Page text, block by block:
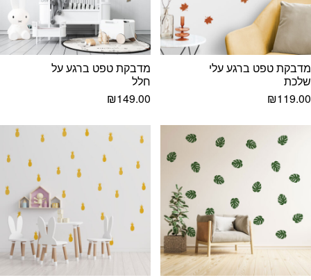
מדבקת טפט ברגע עלי
שלכת
₪119.00
מדבקת טפט ברגע על
חלל
₪149.00